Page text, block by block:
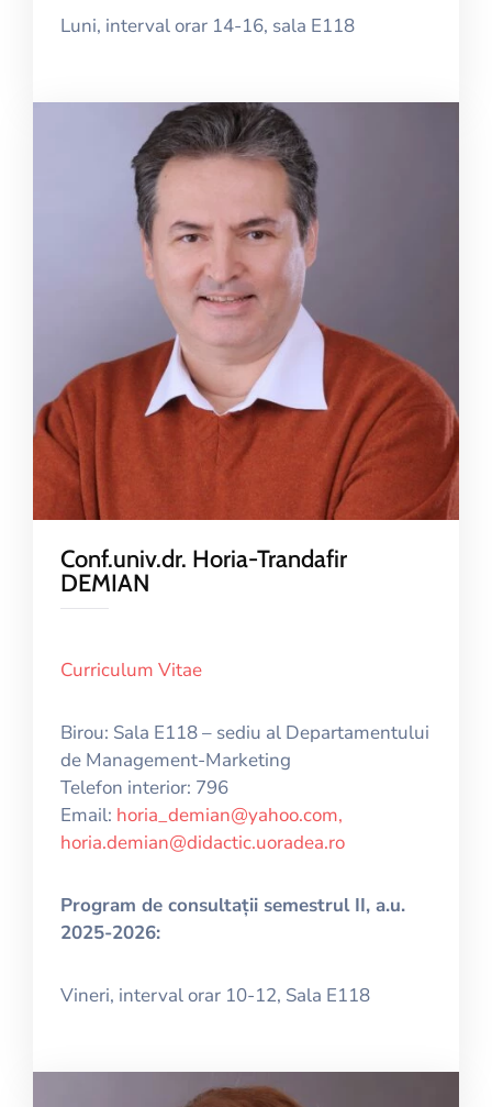
Luni, interval orar 14-16, sala E118
Conf.univ.dr. Horia-Trandafir
DEMIAN
Curriculum Vitae
Birou: Sala E118 – sediu al Departamentului
de Management-Marketing
Telefon interior: 796
Email: horia_demian@yahoo.com,
horia.demian@didactic.uoradea.ro
Program de consultații semestrul II, a.u.
2025-2026:
Vineri, interval orar 10-12, Sala E118